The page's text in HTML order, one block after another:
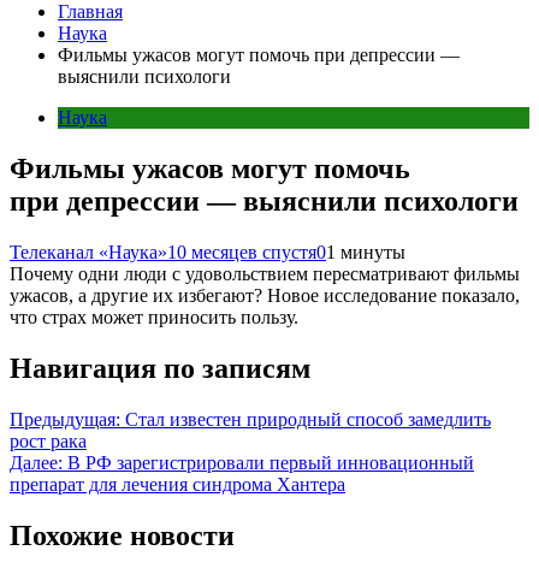
Главная
Наука
Фильмы ужасов могут помочь при депрессии —
выяснили психологи
Наука
Фильмы ужасов могут помочь
при депрессии — выяснили психологи
Телеканал «Наука»10 месяцев спустя01 минуты
Почему одни люди с удовольствием пересматривают фильмы
ужасов, а другие их избегают? Новое исследование показало,
что страх может приносить пользу.
Навигация по записям
Предыдущая: Стал известен природный способ замедлить
рост рака
Далее: В РФ зарегистрировали первый инновационный
препарат для лечения синдрома Хантера
Похожие новости